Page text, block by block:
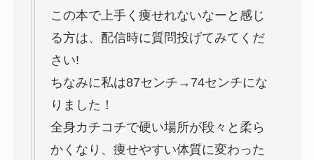
この本で上手く痩せれないなーと感じ
る方は、配信時に質問投げてみてくだ
さい!
ちなみに私は87センチ→74センチにな
りました！
全身カチコチで硬い場所が段々と柔ら
かくなり、痩せやすい体質に変わった